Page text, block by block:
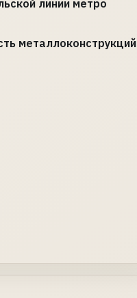
линии метро
металлоконструкций